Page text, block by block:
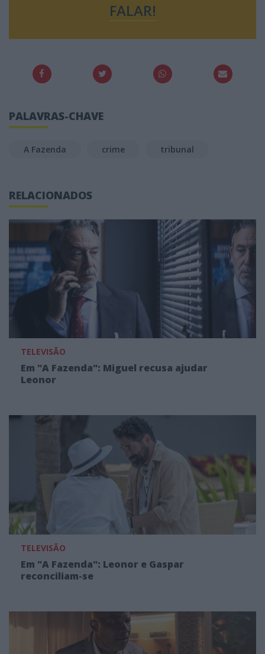
FALAR!
PALAVRAS-CHAVE
A Fazenda crime tribunal
RELACIONADOS
TELEVISÃO
Em "A Fazenda": Miguel recusa ajudar
Leonor
TELEVISÃO
Em "A Fazenda": Leonor e Gaspar
reconciliam-se